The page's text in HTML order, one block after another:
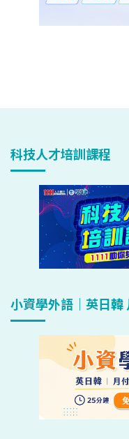
科技人才培訓課程
小資學外語｜英日